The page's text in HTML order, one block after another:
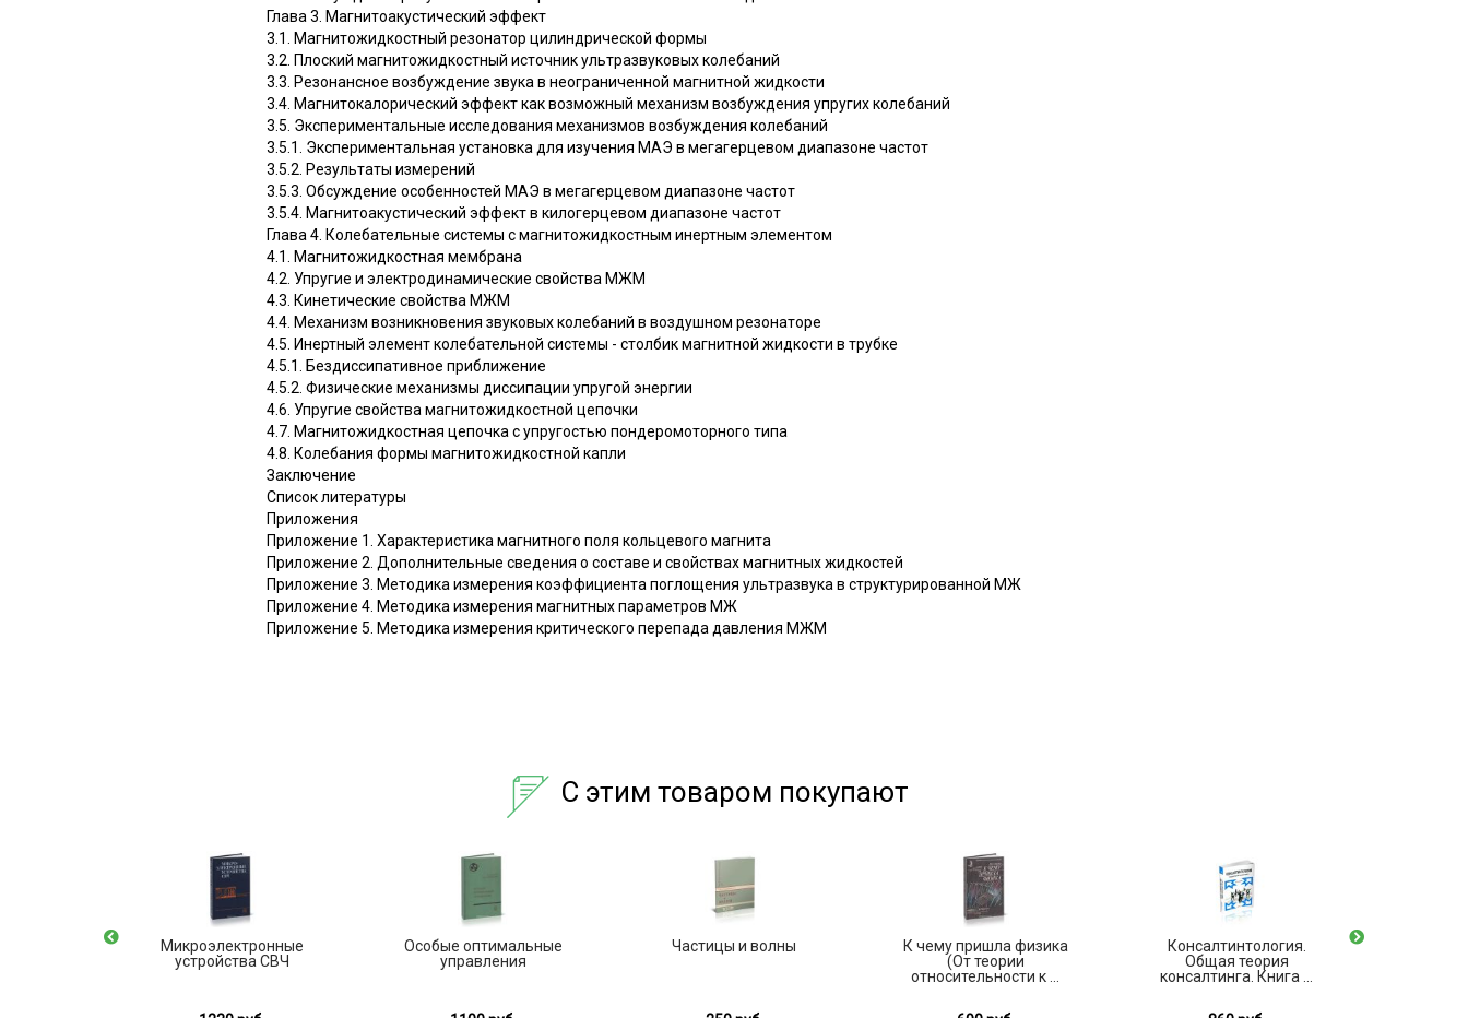
Глава 3. Магнитоакустический эффект
3.1. Магнитожидкостный резонатор цилиндрической формы
3.2. Плоский магнитожидкостный источник ультразвуковых колебаний
3.3. Резонансное возбуждение звука в неограниченной магнитной жидкости
3.4. Магнитокалорический эффект как возможный механизм возбуждения упругих колебаний
3.5. Экспериментальные исследования механизмов возбуждения колебаний
3.5.1. Экспериментальная установка для изучения МАЭ в мегагерцевом диапазоне частот
3.5.2. Результаты измерений
3.5.3. Обсуждение особенностей МАЭ в мегагерцевом диапазоне частот
3.5.4. Магнитоакустический эффект в килогерцевом диапазоне частот
Глава 4. Колебательные системы с магнитожидкостным инертным элементом
4.1. Магнитожидкостная мембрана
4.2. Упругие и электродинамические свойства МЖМ
4.3. Кинетические свойства МЖМ
4.4. Механизм возникновения звуковых колебаний в воздушном резонаторе
4.5. Инертный элемент колебательной системы - столбик магнитной жидкости в трубке
4.5.1. Бездиссипативное приближение
4.5.2. Физические механизмы диссипации упругой энергии
4.6. Упругие свойства магнитожидкостной цепочки
4.7. Магнитожидкостная цепочка с упругостью пондеромоторного типа
4.8. Колебания формы магнитожидкостной капли
Заключение
Список литературы
Приложения
Приложение 1. Характеристика магнитного поля кольцевого магнита
Приложение 2. Дополнительные сведения о составе и свойствах магнитных жидкостей
Приложение 3. Методика измерения коэффициента поглощения ультразвука в структурированной МЖ
Приложение 4. Методика измерения магнитных параметров МЖ
Приложение 5. Методика измерения критического перепада давления МЖМ
С этим товаром покупают
Микроэлектронные
устройства СВЧ
Особые оптимальные
управления
Частицы и волны
К чему пришла физика
(От теории
относительности к ...
Консалтинтология.
Общая теория
консалтинга. Книга ...